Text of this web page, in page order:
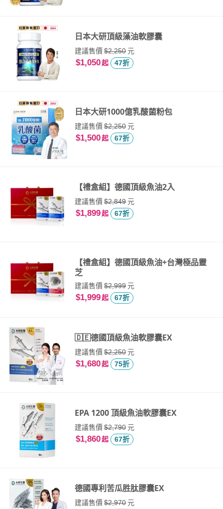
日本大研頂級藻油軟膠囊
建議售價$2,250元
$1,050起 47折
日本大研1000億乳酸菌粉包
建議售價$2,250元
$1,500起 67折
【禮盒組】德國頂級魚油2入
建議售價$2,849元
$1,899起 67折
【禮盒組】德國頂級魚油+台灣極品靈
芝
建議售價$2,999元
$1,999起 67折
🇩🇪德國頂級魚油軟膠囊EX
建議售價$2,250元
$1,680起 75折
EPA 1200 頂級魚油軟膠囊EX
建議售價$2,790元
$1,860起 67折
德國專利苦瓜胜肽膠囊EX
建議售價$2,970元